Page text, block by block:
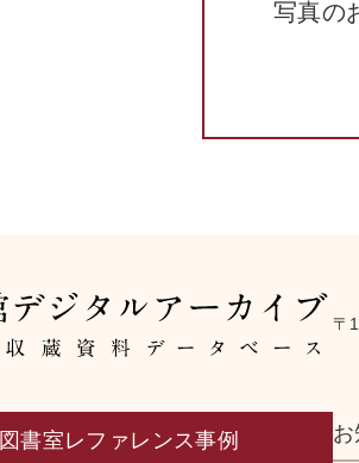
写真の
〒
図書室レファレンス事例